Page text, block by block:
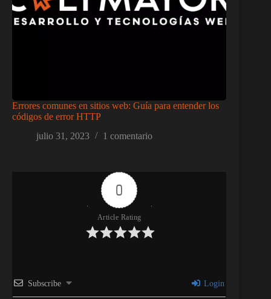
Errores comunes en sitios web: Guía para entender los
códigos de error HTTP
julio 31, 2023
1 comentario
0
Article Rating
Subscribe Login